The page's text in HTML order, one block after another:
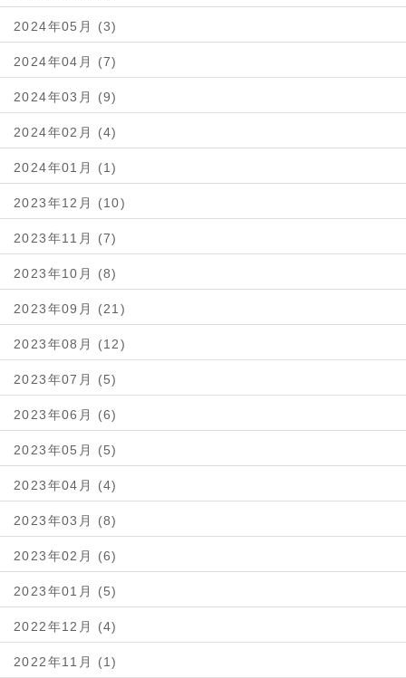
2024年05月 (3)
2024年04月 (7)
2024年03月 (9)
2024年02月 (4)
2024年01月 (1)
2023年12月 (10)
2023年11月 (7)
2023年10月 (8)
2023年09月 (21)
2023年08月 (12)
2023年07月 (5)
2023年06月 (6)
2023年05月 (5)
2023年04月 (4)
2023年03月 (8)
2023年02月 (6)
2023年01月 (5)
2022年12月 (4)
2022年11月 (1)